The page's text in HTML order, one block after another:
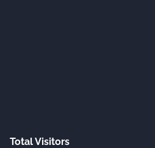
Total Visitors